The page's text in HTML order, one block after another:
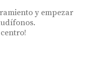
y empezar